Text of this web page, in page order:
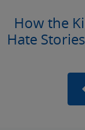
How the
Hate